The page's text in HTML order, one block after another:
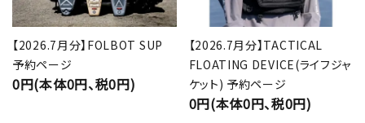
【2026.7月分】FOLBOT SUP
予約ページ
0円(本体0円、税0円)
【2026.7月分】TACTICAL
FLOATING DEVICE(ライフジャ
ケット) 予約ページ
0円(本体0円、税0円)